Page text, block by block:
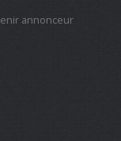
annonceur